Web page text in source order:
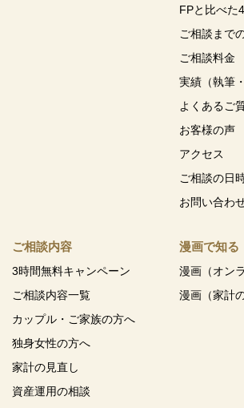
FPと比べた
ご相談まで
ご相談料金
実績（執筆
よくあるご
お客様の声
アクセス
ご相談の日
お問い合わ
ご相談内容
3時間無料キャンペーン
ご相談内容一覧
カップル・ご家族の方へ
独身女性の方へ
家計の見直し
資産運用の相談
漫画で知る
漫画（オン
漫画（家計